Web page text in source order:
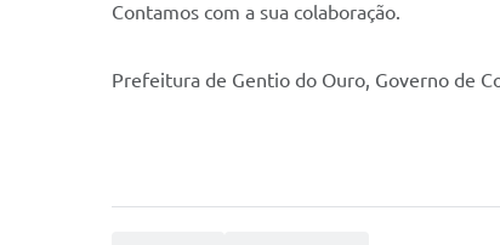
Contamos com a sua colaboração.
Prefeitura de Gentio do Ouro, Governo de